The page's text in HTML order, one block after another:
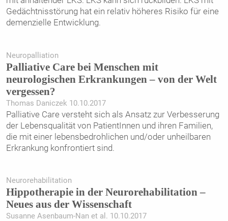
Gedächtnisstörung hat ein relativ höheres Risiko für eine
demenzielle Entwicklung.
Neuropalliation
Palliative Care bei Menschen mit
neurologischen Erkrankungen – von der Welt
vergessen?
Thomas Daniczek 10.10.2017
Palliative Care versteht sich als Ansatz zur Verbesserung
der Lebensqualität von PatientInnen und ihren Familien,
die mit einer lebensbedrohlichen und/oder unheilbaren
Erkrankung konfrontiert sind.
Neurorehabilitation
Hippotherapie in der Neurorehabilitation –
Neues aus der Wissenschaft
Susanne Asenbaum-Nan et al. 10.10.2017